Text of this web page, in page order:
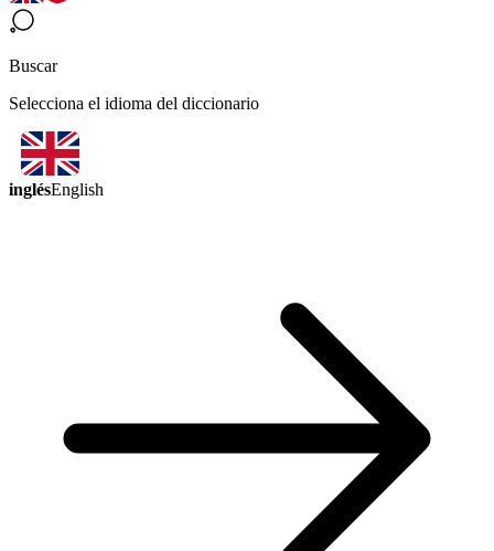
Buscar
Selecciona el idioma del diccionario
inglésEnglish